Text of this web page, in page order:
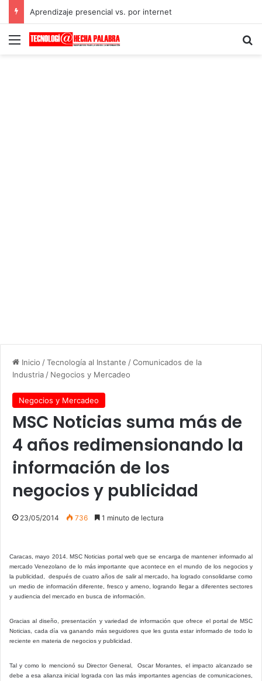
Aprendizaje presencial vs. por internet
Menú
Inicio /Tecnología al Instante /Comunicados de la
Industria / Negocios y Mercadeo
Negocios y Mercadeo
MSC Noticias suma más de
4 años redimensionando la
información de los
negocios y publicidad
23/05/2014 736 1 minuto de lectura
Caracas, mayo 2014. MSC Noticias portal web que se encarga de mantener informado al
mercado Venezolano de lo más importante que acontece en el mundo de los negocios y
la publicidad, después de cuatro años de salir al mercado, ha logrado consolidarse como
un medio de información diferente, fresco y ameno, logrando llegar a diferentes sectores
y audiencia del mercado en busca de información.
Gracias al diseño, presentación y variedad de información que ofrece el portal de MSC
Noticias, cada día va ganando más seguidores que les gusta estar informado de todo lo
reciente en materia de negocios y publicidad.
Tal y como lo mencionó su Director General, Oscar Morantes, el impacto alcanzado se
debe a esa alianza inicial lograda con las más importantes agencias de comunicaciones,